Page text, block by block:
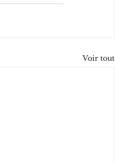
Voir tout